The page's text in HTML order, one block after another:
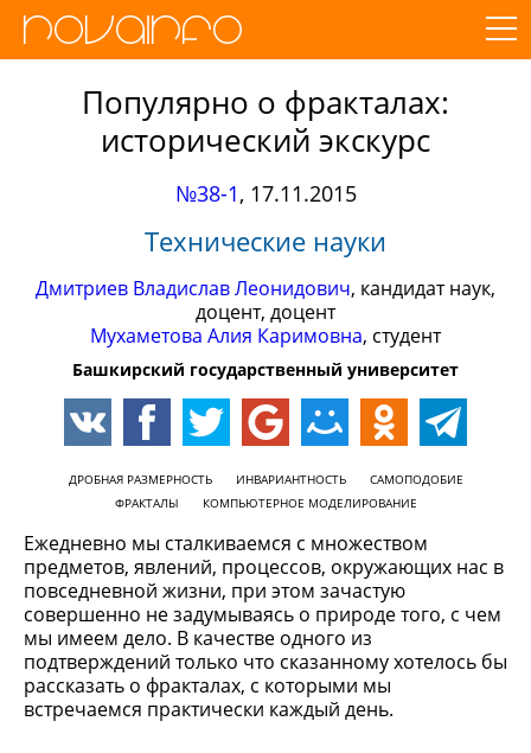
Популярно о фракталах:
исторический экскурс
№38-1, 17.11.2015
Технические науки
Дмитриев Владислав Леонидович, кандидат наук,
доцент, доцент
Мухаметова Алия Каримовна, студент
Башкирский государственный университет
ДРОБНАЯ РАЗМЕРНОСТЬ ИНВАРИАНТНОСТЬ
САМОПОДОБИЕ
ФРАКТАЛЫ
КОМПЬЮТЕРНОЕ МОДЕЛИРОВАНИЕ
Ежедневно мы сталкиваемся с множеством
предметов, явлений, процессов, окружающих нас в
повседневной жизни, при этом зачастую
совершенно не задумываясь о природе того, с чем
мы имеем дело. В качестве одного из
подтверждений только что сказанному хотелось бы
рассказать о фракталах, с которыми мы
встречаемся практически каждый день.